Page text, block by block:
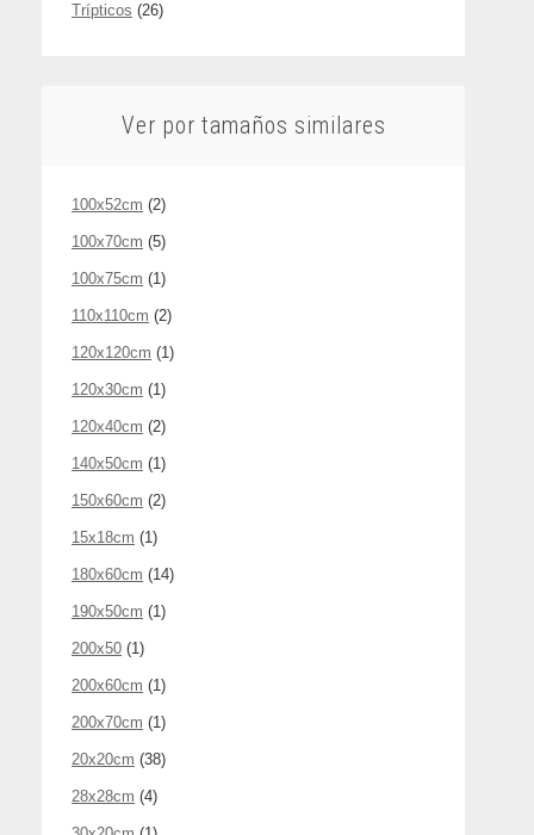
Trípticos (26)
Ver por tamaños similares
100x52cm (2)
100x70cm (5)
100x75cm (1)
110x110cm (2)
120x120cm (1)
120x30cm (1)
120x40cm (2)
140x50cm (1)
150x60cm (2)
15x18cm (1)
180x60cm (14)
190x50cm (1)
200x50 (1)
200x60cm (1)
200x70cm (1)
20x20cm (38)
28x28cm (4)